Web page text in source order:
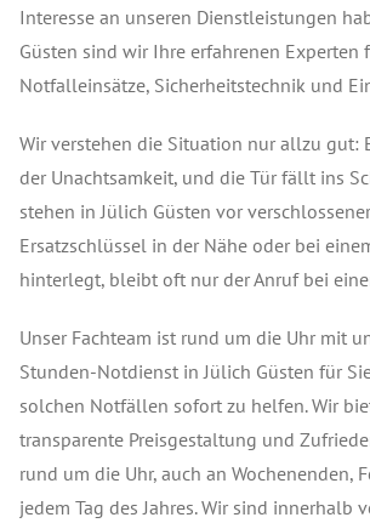
Interesse an unseren Dienstleistungen
Güsten sind wir Ihre erfahrenen Experten
Notfalleinsätze, Sicherheitstechnik und
Wir verstehen die Situation nur allzu gut:
der Unachtsamkeit, und die Tür fällt ins
stehen in Jülich Güsten vor
Ersatzschlüssel in der Nähe oder bei
hinterlegt, bleibt oft nur der Anruf bei
Unser Fachteam ist rund um die Uhr mit
Stunden-Notdienst in Jülich Güsten für
solchen Notfällen sofort zu helfen. Wir
transparente Preisgestaltung und
rund um die Uhr, auch an Wochenenden,
jedem Tag des Jahres. Wir sind innerhalb